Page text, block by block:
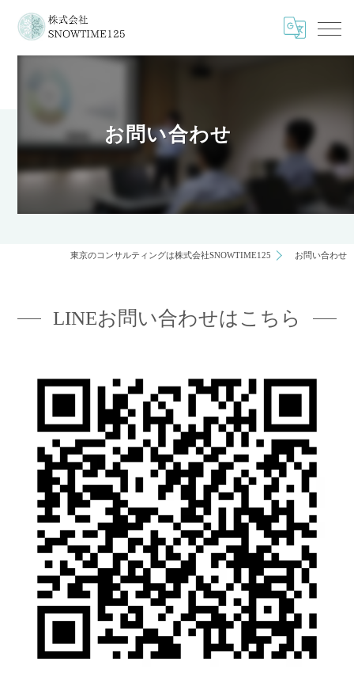
お問い合わせ
東京のコンサルティングは株式会社SNOWTIME125 お問い合わせ
LINEお問い合わせはこちら